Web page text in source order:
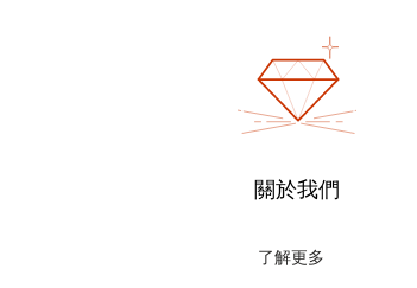
關於我們
了解更多